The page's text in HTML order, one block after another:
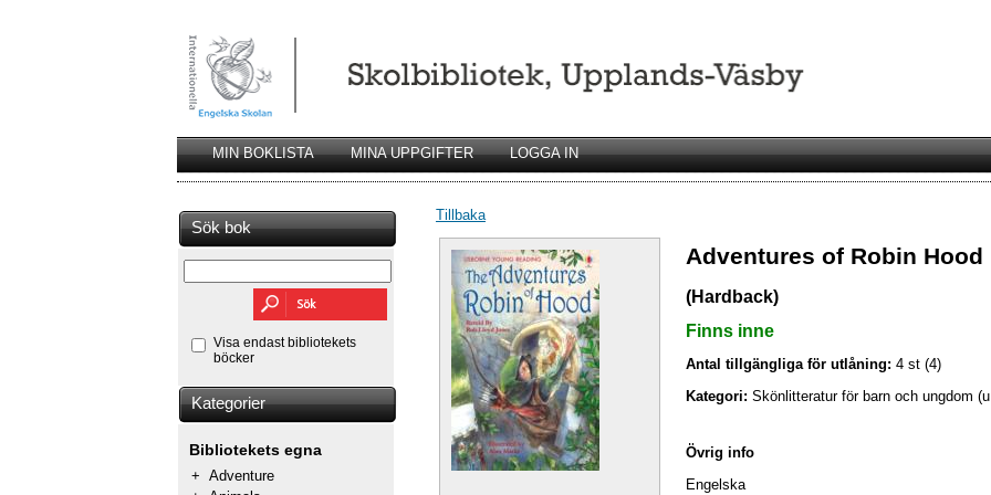
MIN BOKLISTA MINA UPPGIFTER LOGGA IN
Sök bok
Visa endast bibliotekets
böcker
Kategorier
Bibliotekets egna
+ Adventure
Tillbaka
Adventures of Robin Hood
(Hardback)
Finns inne
Antal tillgängliga för utlåning: 4 st (4)
Kategori: Skönlitteratur för barn och ungdom
Övrig info
Engelska